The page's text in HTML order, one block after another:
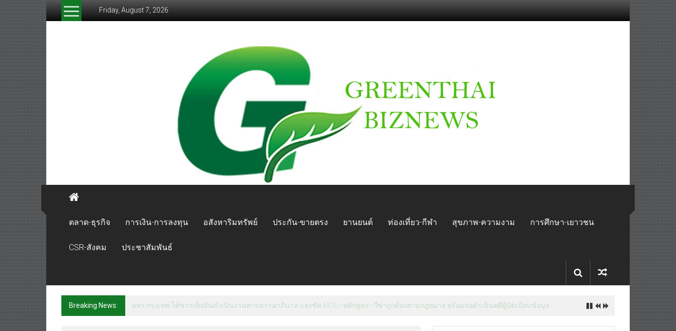
Friday, August 7, 2026
ตลาด-ธุรกิจ การเงิน-การลงทุน อสังหาริมทรัพย์ ประกัน-ขายตรง ยานยนต์ ท่องเที่ยว-กีฬา สุขภาพ-ความงาม การศึกษา-เยาวชน
CSR-สังคม ประชาสัมพันธ์
Breaking News: ฟุตซอลไทย พ่าย รัสเซีย 1-7 ส่งท้ายรายการ คอนติเนนทัล ฟุตซอล แชมเปี้ยนชิพ 2026